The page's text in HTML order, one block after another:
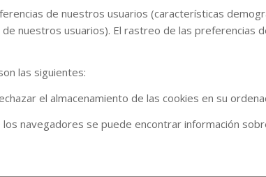
de nuestros usuarios (características
nuestros usuarios). El rastreo de las preferencias
las siguientes:
el almacenamiento de las cookies en su
navegadores se puede encontrar información